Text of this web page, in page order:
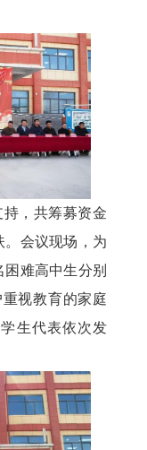
，共筹募资金
。会议现场，为
困难高中生分别
视教育的家庭
生代表依次发